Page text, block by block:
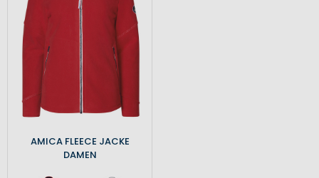
AMICA FLEECE JACKE
DAMEN